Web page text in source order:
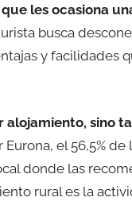
les ocasiona
busca
y facilidades
alojamiento, sino
el 56,5% de
donde las
rural es la